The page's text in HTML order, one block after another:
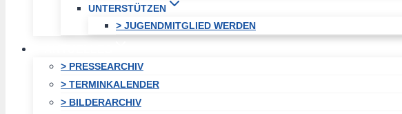
UNTERSTÜTZEN
> JUGENDMITGLIED WERDEN
> PRESSEARCHIV
> TERMINKALENDER
> BILDERARCHIV